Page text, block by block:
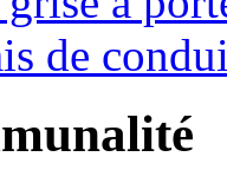
de